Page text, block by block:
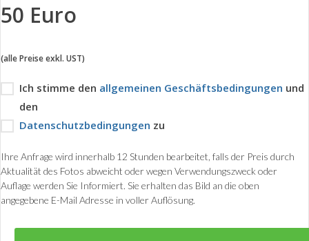
50 Euro
(alle Preise exkl. UST)
Ich stimme den allgemeinen Geschäftsbedingungen und
den
Datenschutzbedingungen zu
Ihre Anfrage wird innerhalb 12 Stunden bearbeitet, falls der Preis durch
Aktualität des Fotos abweicht oder wegen Verwendungszweck oder
Auflage werden Sie Informiert. Sie erhalten das Bild an die oben
angegebene E-Mail Adresse in voller Auflösung.